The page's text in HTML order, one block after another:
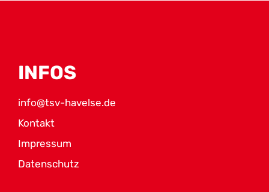
INFOS
info@tsv-havelse.de
Kontakt
Impressum
Datenschutz